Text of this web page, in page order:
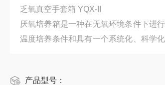
乏氧真空手套箱 YQX-II
厌氧培养箱是一种在无氧环境条件下进
温度培养条件和具有一个系统化、科学
产品型号：